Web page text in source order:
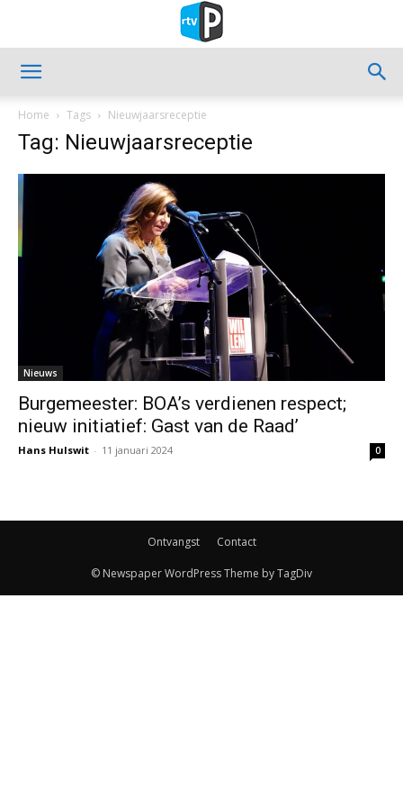
Home Tags Nieuwjaarsreceptie
Tag: Nieuwjaarsreceptie
Nieuws
Burgemeester: BOA’s verdienen respect;
nieuw initiatief: Gast van de Raad’
Hans Hulswit - 11 januari 2024 0
Ontvangst Contact
© Newspaper WordPress Theme by TagDiv